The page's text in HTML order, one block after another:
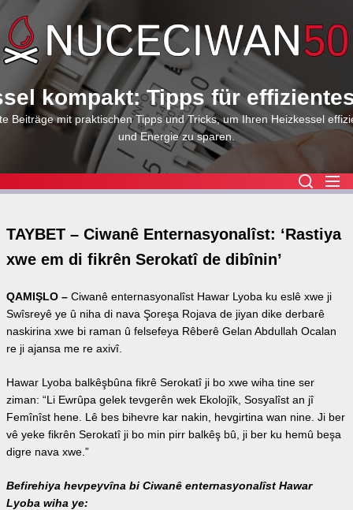
to
the
content
kompakt: Tipps für
Beiträge mit praktischen Tipps und Tricks, um Ihren Heizkessel
und Energie zu sparen.
TAYBET – Ciwanê Enternasyonalîst: ‘Rastiya
xwe em di fikrên Serokatî de dibînin’
QAMIŞLO – Ciwanê enternasyonalîst Hawar Lyoba ku eslê xwe ji
Swîsreyê ye û niha di nava Şoreşa Rojava de jiyan dike derbarê
naskirina xwe bi raman û felsefeya Rêberê Gelan Abdullah Ocalan
re ji ajansa me re axivî.
Hawar Lyoba balkêşbûna fikrê Serokatî ji bo xwe wiha tine ser
ziman: “Li Ewrûpa gelek tevgerên wek Ekolojîk, Sosyalîst an jî
Femînîst hene. Lê bes bihevre kar nakin, hevgirtina wan nine. Ji ber
vê yeke fikrên Serokatî ji bo min pirr balkêş bû, ji ber ku hemû beşa
digre nava xwe.”
Befirehiya hevpeyvîna bi Ciwanê enternasyonalîst Hawar
Lyoba wiha ye: